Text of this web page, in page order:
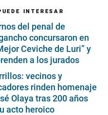
INTERESAR
del penal de
concursaron en
Ceviche de Luri” y
a los jurados
vecinos y
rinden homenaje
Olaya tras 200 años
acto heroico